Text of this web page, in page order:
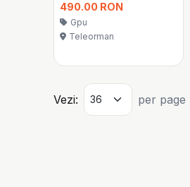
490.00 RON
Gpu
Teleorman
Vezi: per page